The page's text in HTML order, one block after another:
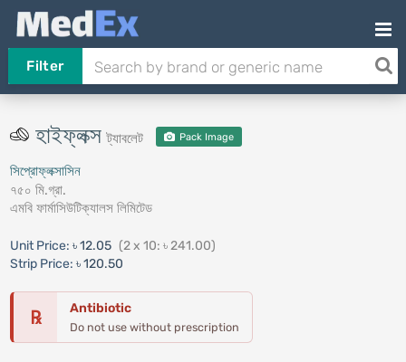
Filter
হাইফ্লক্সট্যাবলেট Pack Image
সিপ্রোফ্লক্সাসিন
৭৫০ মি.গ্রা.
এমবি ফার্মাসিউটিক্যালস লিমিটেড
Unit Price: ৳ 12.05 (2 x 10: ৳ 241.00)
Strip Price: ৳ 120.50
℞ Antibiotic
Do not use without prescription